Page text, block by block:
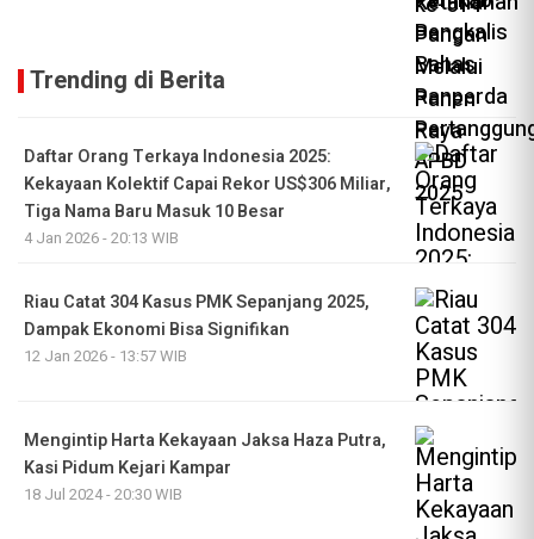
Trending di Berita
Daftar Orang Terkaya Indonesia 2025:
Kekayaan Kolektif Capai Rekor US$306 Miliar,
Tiga Nama Baru Masuk 10 Besar
4 Jan 2026 - 20:13 WIB
Riau Catat 304 Kasus PMK Sepanjang 2025,
Dampak Ekonomi Bisa Signifikan
12 Jan 2026 - 13:57 WIB
Mengintip Harta Kekayaan Jaksa Haza Putra,
Kasi Pidum Kejari Kampar
18 Jul 2024 - 20:30 WIB